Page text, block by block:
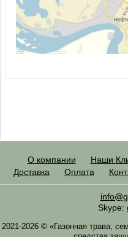
О компании Наши
Доставка
Оплата
Skype:
2021-2026 © «Газонная трава,